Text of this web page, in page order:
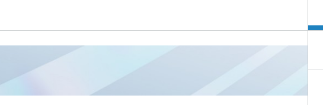
Energiespeicher Verfahren und Bauteile